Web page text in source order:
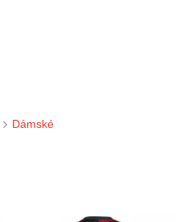
Dámské